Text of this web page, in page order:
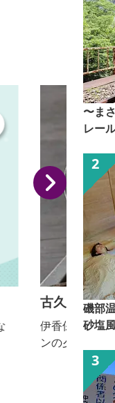
古久家
伊香保温泉街
ンの夕食で味わえます。 【おっき
〜ま
レー
磯部
砂塩
者）